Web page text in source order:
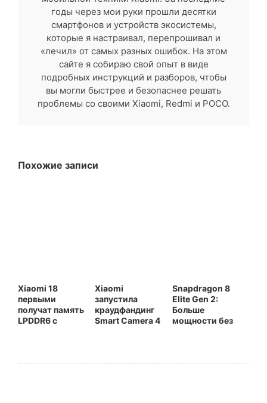
годы через мои руки прошли десятки
смартфонов и устройств экосистемы,
которые я настраивал, перепрошивал и
«лечил» от самых разных ошибок. На этом
сайте я собираю свой опыт в виде
подробных инструкций и разборов, чтобы
вы могли быстрее и безопаснее решать
проблемы со своими Xiaomi, Redmi и POCO.
Похожие записи
Xiaomi 18
первыми
получат память
LPDDR6 с
Xiaomi
запустила
краудфандинг
Smart Camera 4
и ИИ-моделью
Snapdragon 8
Elite Gen 2:
Больше
мощности без